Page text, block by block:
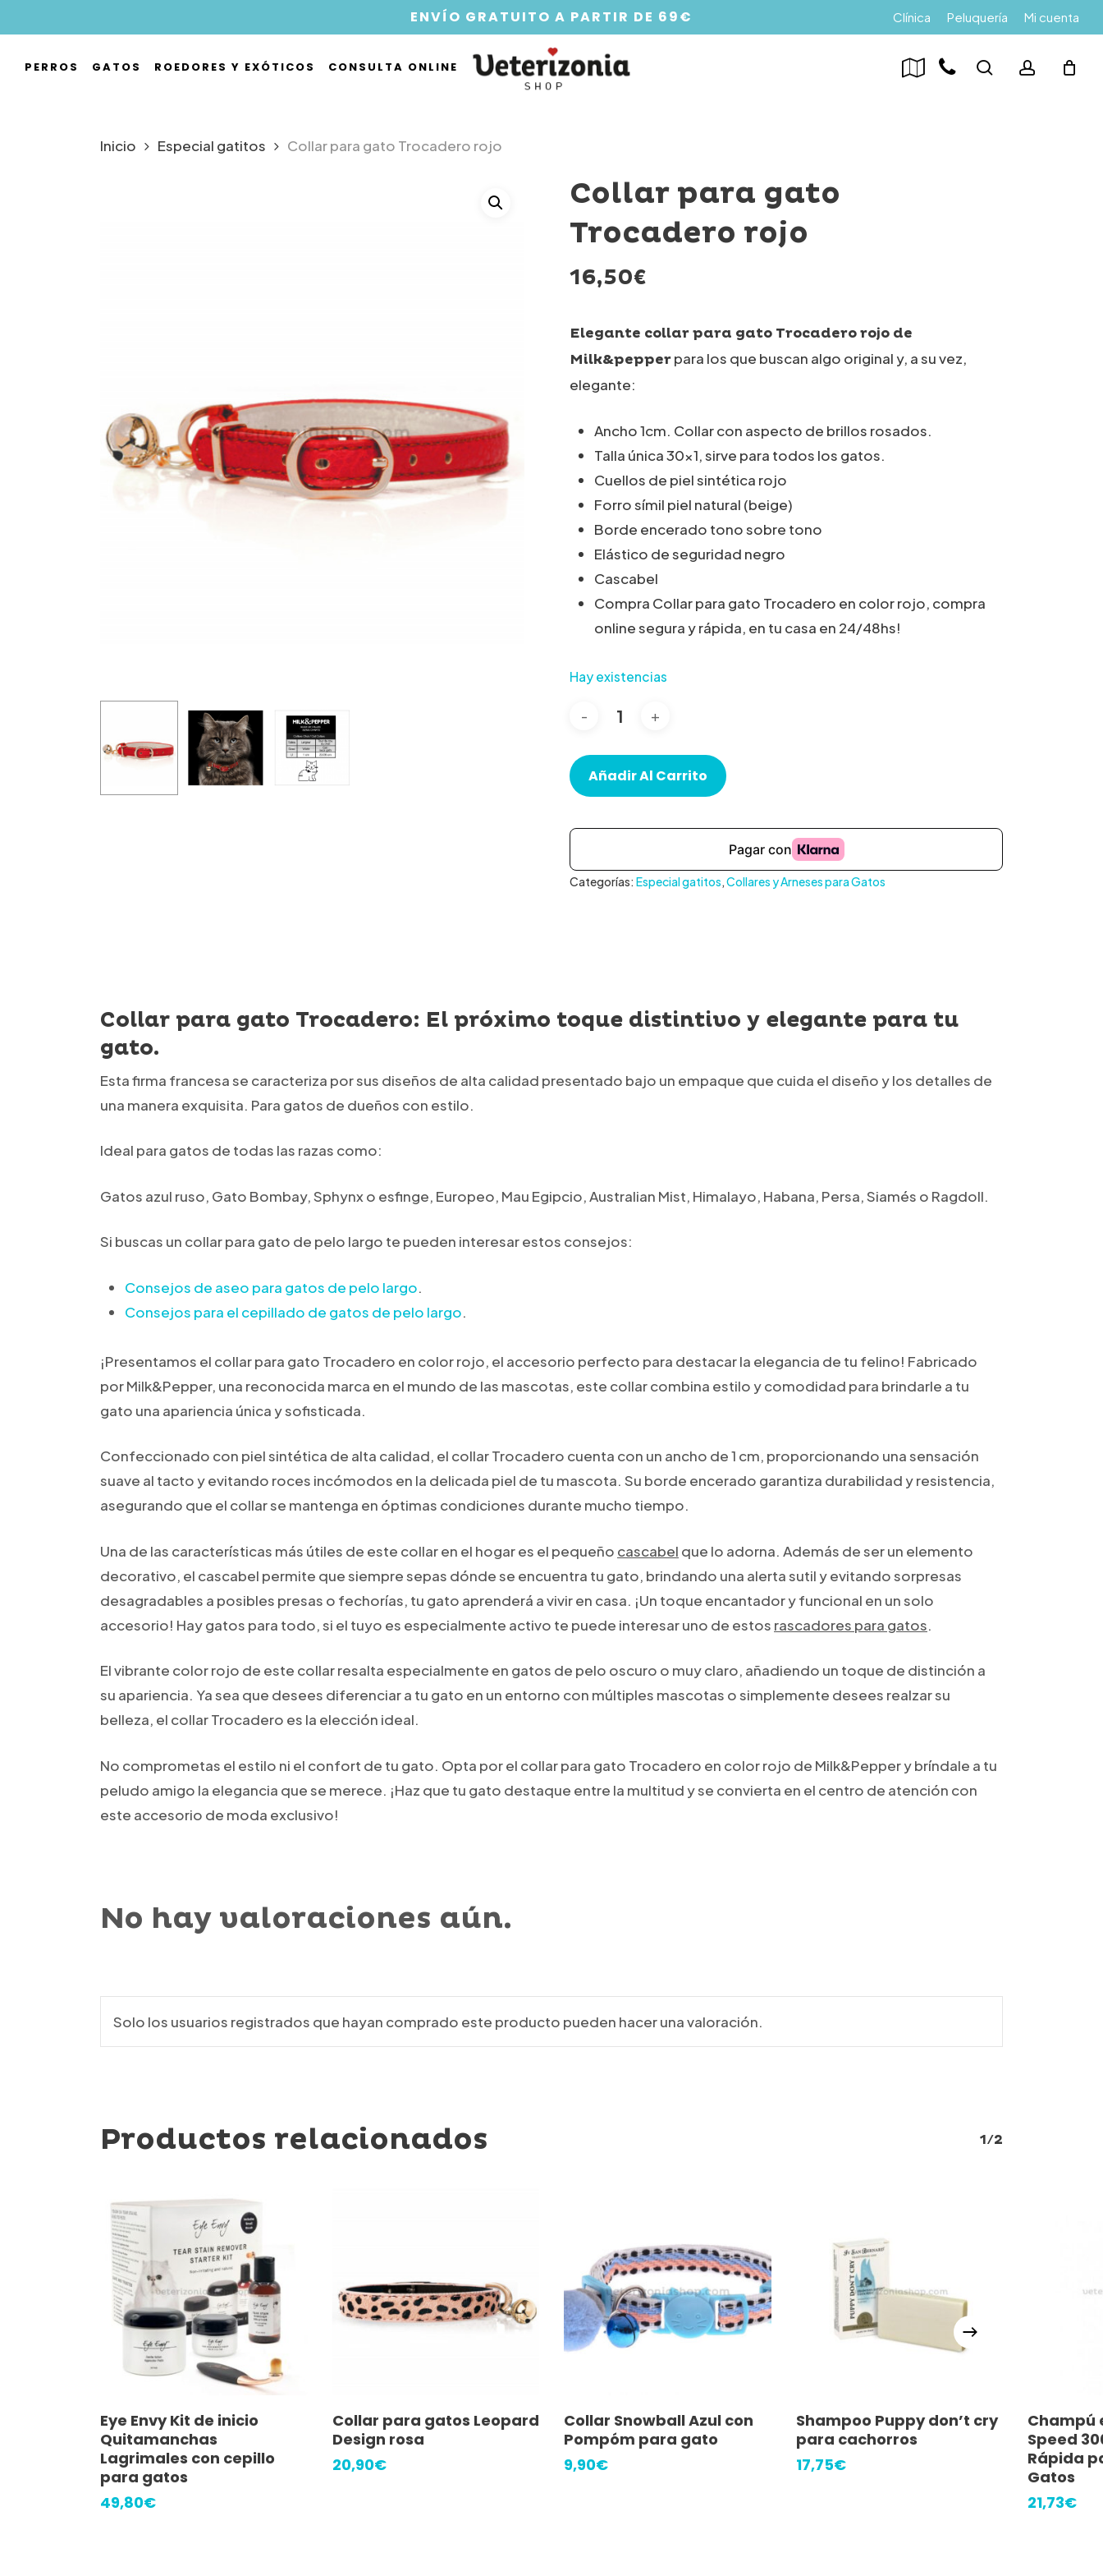
to
main
ENVÍO GRATUITO A PARTIR DE 69€ Clínica Peluquería Mi cuenta
PERROS GATOS ROEDORES Y EXÓTICOS CONSULTA ONLINE search account
Inicio Especial gatitos Collar para gato Trocadero rojo
Collar para gato
Trocadero rojo
16,50€
Elegante collar para gato Trocadero rojo de
Milk&pepperpara los que buscan algo original y, a su vez,
elegante:
Ancho 1cm. Collar con aspecto de brillos rosados.
Talla única 30×1, sirve para todos los gatos.
Cuellos de pielsintética rojo
Forro símil piel natural (beige)
Borde encerado tono sobre tono
Elástico de seguridad negro
Cascabel
Compra Collar para gato Trocadero en color rojo, compra
online segura y rápida, en tu casa en 24/48hs!
Hay existencias
Añadir Al Carrito
Categorías: Especial gatitos,Collares y Arneses para Gatos
Collar para gato Trocadero: El próximo toque distintivo y elegante para tu
gato.
Esta firma francesa se caracteriza por sus diseños de alta calidad presentado bajo un empaque que cuida el diseño y los detalles de
una manera exquisita. Para gatos de dueños con estilo.
Ideal para gatos de todas las razas como:
Gatos azul ruso, Gato Bombay, Sphynx o esfinge, Europeo, Mau Egipcio, Australian Mist, Himalayo, Habana, Persa, Siamés o Ragdoll.
Si buscas un collar para gato de pelo largo te pueden interesar estos consejos:
Consejos de aseo para gatos de pelo largo.
Consejos para el cepillado de gatos de pelo largo.
¡Presentamos el collar para gato Trocadero en color rojo, el accesorio perfecto para destacar la elegancia de tu felino! Fabricado
por Milk&Pepper, una reconocida marca en el mundo de las mascotas, este collar combina estilo y comodidad para brindarle a tu
gato una apariencia única y sofisticada.
Confeccionado con piel sintética de alta calidad, el collar Trocadero cuenta con un ancho de 1 cm, proporcionando una sensación
suave al tacto y evitando roces incómodos en la delicada piel de tu mascota. Su borde encerado garantiza durabilidad y resistencia,
asegurando que el collar se mantenga en óptimas condiciones durante mucho tiempo.
Una de las características más útiles de este collar en el hogar es el pequeño cascabel que lo adorna. Además de ser un elemento
decorativo, el cascabel permite que siempre sepas dónde se encuentra tu gato, brindando una alerta sutil y evitando sorpresas
desagradables a posibles presas o fechorías, tu gato aprenderá a vivir en casa. ¡Un toque encantador y funcional en un solo
accesorio! Hay gatos para todo, si el tuyo es especialmente activo te puede interesar uno de estos rascadores para gatos.
El vibrante color rojo de este collar resalta especialmente en gatos de pelo oscuro o muy claro, añadiendo un toque de distinción a
su apariencia. Ya sea que desees diferenciar a tu gato en un entorno con múltiples mascotas o simplemente desees realzar su
belleza, el collar Trocadero es la elección ideal.
No comprometas el estilo ni el confort de tu gato. Opta por el collar para gato Trocadero en color rojo de Milk&Pepper y bríndale a tu
peludo amigo la elegancia que se merece. ¡Haz que tu gato destaque entre la multitud y se convierta en el centro de atención con
este accesorio de moda exclusivo!
No hay valoraciones aún.
Solo los usuarios registrados que hayan comprado este producto pueden hacer una valoración.
Productos relacionados 1/2
Añadir Al Carrito
Eye Envy Kit de inicio
Quitamanchas
Lagrimales con cepillo
para gatos
49,80€
Leer Más
Collar para gatos Leopard
Design rosa
20,90€
Leer Más
Collar Snowball Azul con
Pompóm para gato
9,90€
Añadir Al Carrito
Shampoo Puppy don’t cry
para cachorros
17,75€
Champú
Speed
Rápida
Gatos​
21,73€
Menu